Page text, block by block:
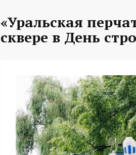
«Уральская
сквере в День